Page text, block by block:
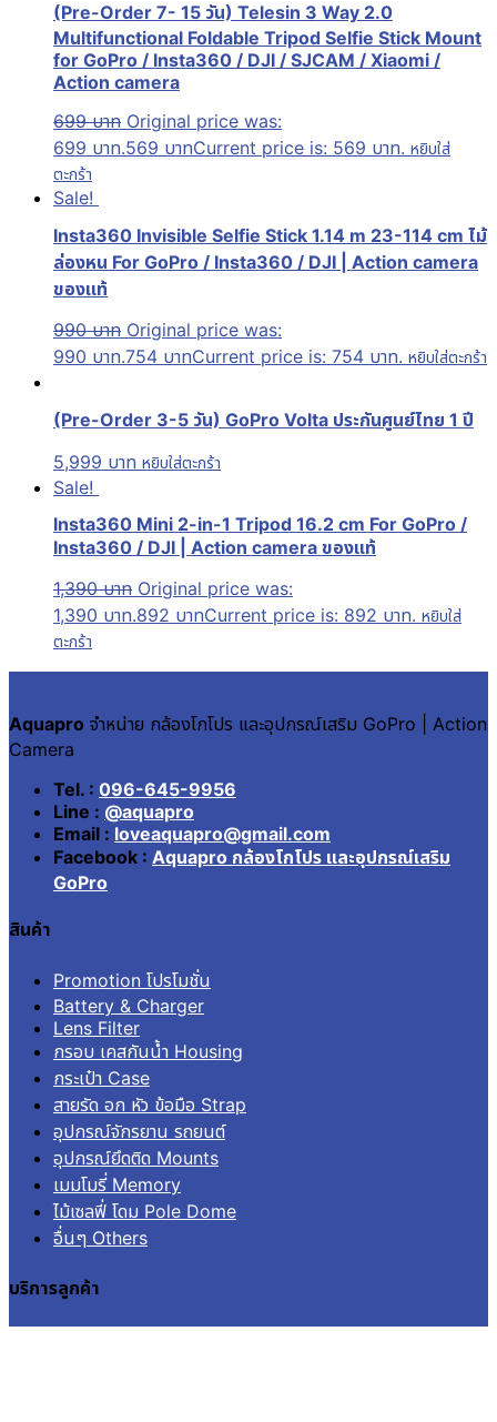
(Pre-Order 7- 15 วัน) Telesin 3 Way 2.0
Multifunctional Foldable Tripod Selfie Stick Mount
for GoPro / Insta360 / DJI / SJCAM / Xiaomi /
Action camera
699บาท Original price was:
699 บาท.569 บาทCurrent price is: 569 บาท. หยิบใส่
ตะกร้า
Sale!
Insta360 Invisible Selfie Stick 1.14 m 23-114 cm ไม้
ล่องหน For GoPro / Insta360 / DJI | Action camera
ของแท้
990บาท Original price was:
990 บาท.754 บาทCurrent price is: 754 บาท. หยิบใส่ตะกร้า
(Pre-Order 3-5 วัน) GoPro Volta ประกันศูนย์ไทย 1 ปี
5,999 บาท หยิบใส่ตะกร้า
Sale!
Insta360 Mini 2-in-1 Tripod 16.2 cm For GoPro /
Insta360 / DJI | Action camera ของแท้
1,390บาท Original price was:
1,390 บาท.892 บาทCurrent price is: 892 บาท. หยิบใส่
ตะกร้า
Aquapro จำหน่าย กล้องโกโปร และอุปกรณ์เสริม GoPro | Action
Camera
Tel. : 096-645-9956
Line : @aquapro
Email : loveaquapro@gmail.com
Facebook : Aquapro กล้องโกโปร และอุปกรณ์เสริม
GoPro
สินค้า
Promotion โปรโมชั่น
Battery & Charger
Lens Filter
กรอบ เคสกันน้ำ Housing
กระเป๋า Case
สายรัด อก หัว ข้อมือ Strap
อุปกรณ์จักรยาน รถยนต์
อุปกรณ์ยึดติด Mounts
เมมโมรี่ Memory
ไม้เซลฟี่ โดม Pole Dome
อื่นๆ Others
บริการลูกค้า